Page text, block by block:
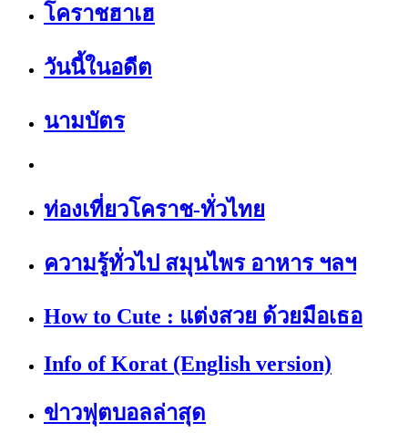
โคราชฮาเฮ
วันนี้ในอดีต
นามบัตร
ท่องเที่ยวโคราช-ทั่วไทย
ความรู้ทั่วไป สมุนไพร อาหาร ฯลฯ
How to Cute : แต่งสวย ด้วยมือเธอ
Info of Korat (English version)
ข่าวฟุตบอลล่าสุด